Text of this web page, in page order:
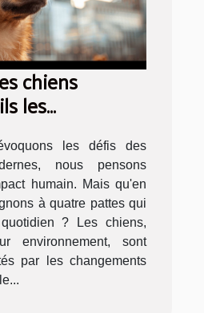
chiens
les
urbainesles défis des
nous pensons
humain. Mais qu'en
à quatre pattes qui
? Les chiens,
environnement, sont
par les changements